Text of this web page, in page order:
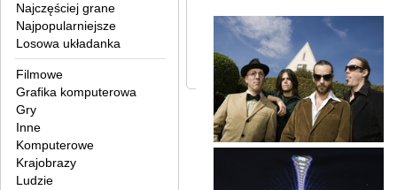
Najczęściej grane
Najpopularniejsze
Losowa układanka
Filmowe
Grafika komputerowa
Gry
Inne
Komputerowe
Krajobrazy
Ludzie